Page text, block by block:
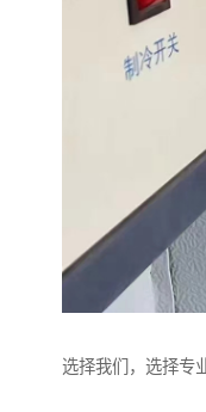
选择我们，选择专